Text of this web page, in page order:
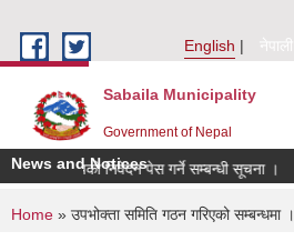
English
नेपाली
Sabaila Municipality
Government of Nepal
News and Notices
लागि आशयको निवेदन पेस गर्ने सम्बन्धी सूचना ।
You are here
Home » उ‍पभोक्ता समिति गठन गरिएको सम्बन्धमा ।